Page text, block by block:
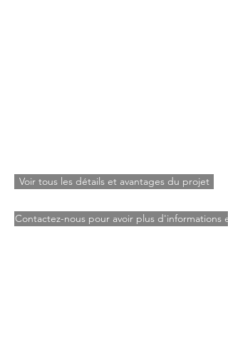
Voir tous les détails et avantages du projet
Contactez-nous pour avoir plus d'informations